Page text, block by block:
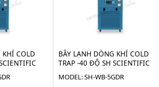
KHÍ COLD
BẪY LẠNH DÒNG KHÍ COLD
TRAP -40 ĐỘ SH SCIENTIFIC
MODEL: SH-WB-5GDR